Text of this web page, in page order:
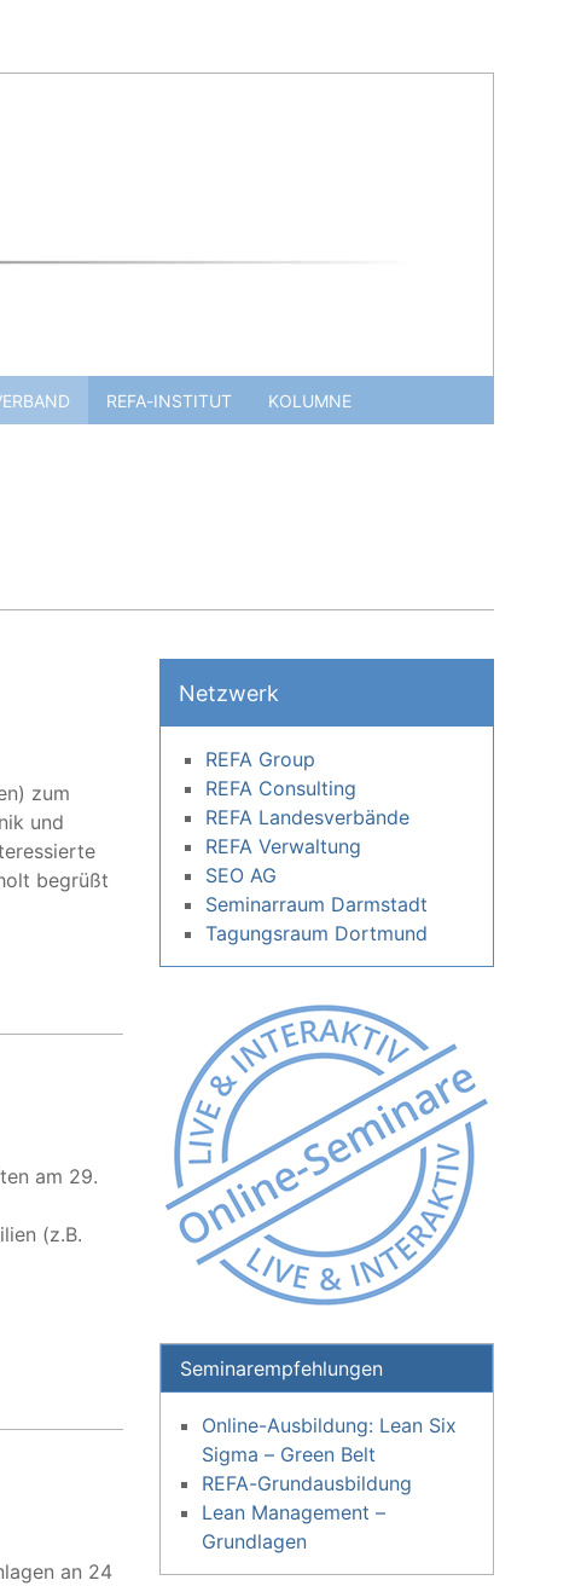
REFA-INSTITUT KOLUMNE
zum
und
begrüßt
am 29.
(z.B.
an 24
Netzwerk
REFA Group
REFA Consulting
REFA Landesverbände
REFA Verwaltung
SEO AG
Seminarraum Darmstadt
Tagungsraum Dortmund
Seminarempfehlungen
Online-Ausbildung: Lean Six
Sigma – Green Belt
REFA-Grundausbildung
Lean Management –
Grundlagen